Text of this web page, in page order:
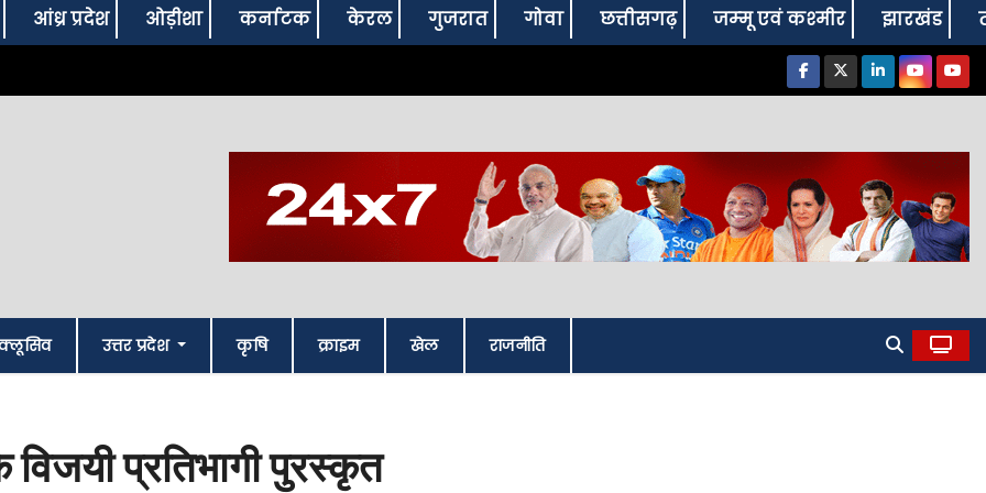
आंध्र प्रदेश ओड़ीशा कर्नाटक केरल गुजरात गोवा छत्तीसगढ़ जम्‍मू एवं कश्‍मीर झारखंड
उत्तर प्रदेश कृषि क्राइम खेल राजनीति
विजयी प्रतिभागी पुरस्कृत